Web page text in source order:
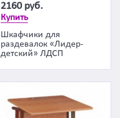
2160 руб.
Купить
Шкафчики для
раздевалок «Лидер-
детский» ЛДСП